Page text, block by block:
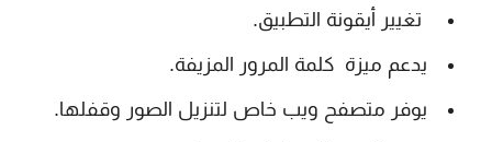
تغيير أيقونة التطبيق.
يدعم ميزة كلمة المرور المزيفة.
يوفر متصفح ويب خاص لتنزيل الصور وقفلها.